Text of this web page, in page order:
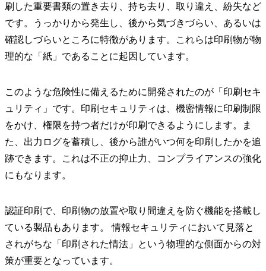
刷した重要書類の置き去り、持ち去り、取り違え、紛失など
です。うっかりから発生し、後から気づきづらい、あるいは
確認しづらいところに特徴があります。これらは印刷物が物
理的な「紙」であることに起因しています。
このような危険性に備えるために開発されたのが「印刷セキ
ュリティ」です。印刷セキュリティは、機密情報に印刷制限
をかけ、権限を持つ者だけが印刷できるようにします。ま
た、出力ログを蓄積し、後から誰がいつ何を印刷したかを追
跡できます。これは不正の抑止力、コンプライアンスの強化
にもなります。
認証印刷で、印刷物の放置や取り間違えを防ぐ機能を搭載し
ている製品もあります。 情報セキュリティにおいて見落と
されがちな「印刷された情法」という物理的な側面からの対
策が重要となっています。